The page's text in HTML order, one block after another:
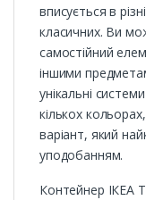
вписується в
класичних. Ви
самостійний
іншими
унікальні
кількох
варіант, який
уподобанням.
Контейнер ІКЕА